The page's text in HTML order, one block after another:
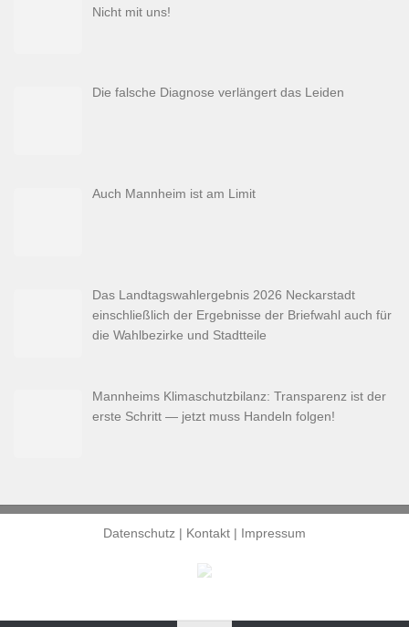
Nicht mit uns!
Die falsche Diagnose verlängert das Leiden
Auch Mannheim ist am Limit
Das Landtagswahlergebnis 2026 Neckarstadt
einschließlich der Ergebnisse der Briefwahl auch für
die Wahlbezirke und Stadtteile
Mannheims Klimaschutzbilanz: Transparenz ist der
erste Schritt — jetzt muss Handeln folgen!
Datenschutz | Kontakt | Impressum